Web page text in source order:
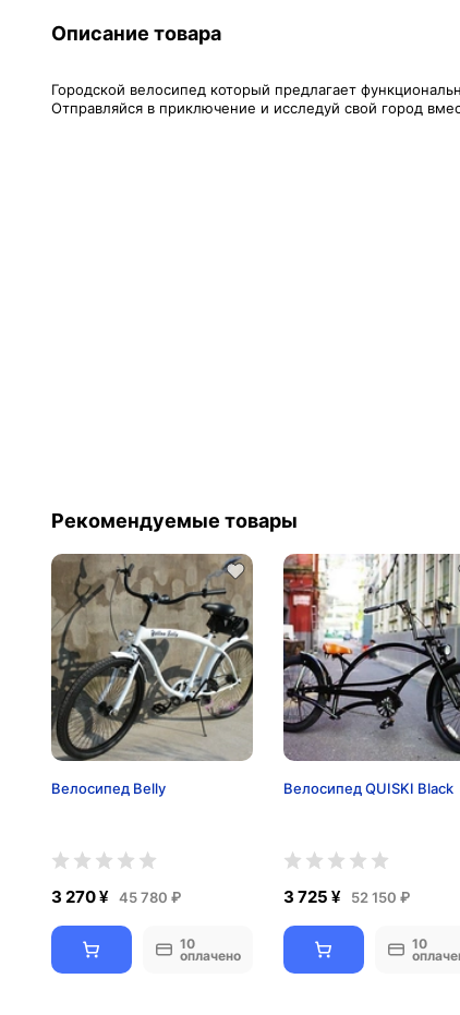
Описание товара
Городской велосипед который предлагает
Отправляйся в приключение и исследуй свой город
Рекомендуемые товары
Велосипед Belly
3 270 ¥ 45 780 ₽
10
оплачено
Велосипед QUISKI Black
3 725 ¥ 52 150 ₽
10